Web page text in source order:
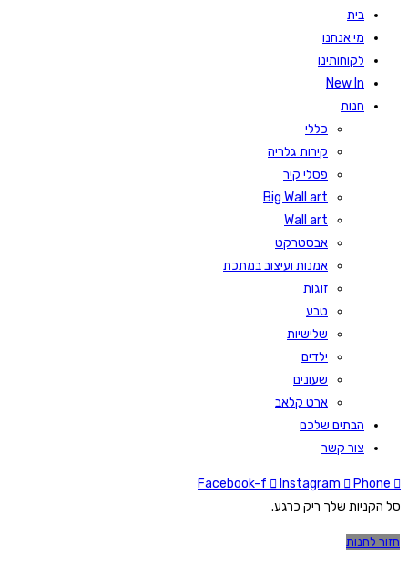
בית
מי אנחנו
לקוחותינו
New In
חנות
כללי
קירות גלריה
פסלי קיר
Big Wall art
Wall art
אבסטרקט
אמנות ועיצוב במתכת
זוגות
טבע
שלישיות
ילדים
שעונים
ארט קלאב
הבתים שלכם
צור קשר
Facebook-f Instagram
Phone
סל הקניות שלך ריק כרגע.
חזור לחנות